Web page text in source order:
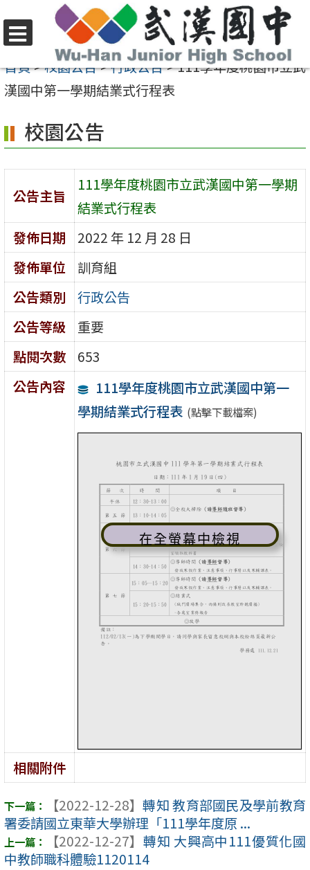
至
要
容
區
選
單
首頁>校園公告>行政公告>111學年度桃園市立武
漢國中第一學期結業式行程表
校園公告
公告主旨
111學年度桃園市立武漢國中第一學期
結業式行程表
發佈日期
2022 年 12 月 28 日
發佈單位
訓育組
公告類別
行政公告
公告等級
重要
點閱次數
653
公告內容
111學年度桃園市立武漢國中第一
學期結業式行程表 (點擊下載檔案)
在全螢幕中檢視
相關附件
【2022-12-28】 轉知 教育部國民及學前教育
署委請國立東華大學辦理「111學年度原 ...
【2022-12-27】 轉知 大興高中111優質化國
中教師職科體驗1120114